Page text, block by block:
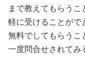
まで教えてもらう
軽に受けることがで
無料でしてもらうこ
一度問合せされてみ